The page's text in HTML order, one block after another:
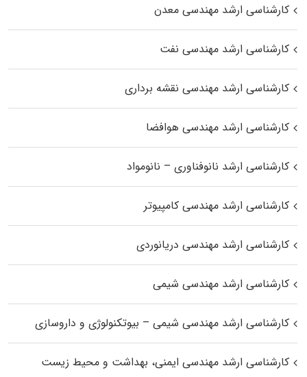
کارشناسی ارشد مهندسی معدن
کارشناسی ارشد مهندسی نفت
کارشناسی ارشد مهندسی نقشه برداری
کارشناسی ارشد مهندسی هوافضا
کارشناسی ارشد نانوفناوری – نانومواد
کارشناسی ارشد مهندسی کامپیوتر
کارشناسی ارشد مهندسی دریانوردی
کارشناسی ارشد مهندسی شیمی
کارشناسی ارشد مهندسی شیمی – بیوتکنولوژی و داروسازی
کارشناسی ارشد مهندسی ایمنی، بهداشت و محیط زیست